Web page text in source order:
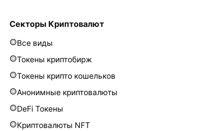
Секторы Криптовалют
Все виды
Токены криптобирж
Токены крипто кошельков
Анонимные криптовалюты
DeFi Токены
Криптовалюты NFT